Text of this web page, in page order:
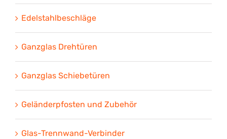
Edelstahlbeschläge
Ganzglas Drehtüren
Ganzglas Schiebetüren
Geländerpfosten und Zubehör
Glas-Trennwand-Verbinder